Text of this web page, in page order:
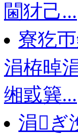
閫犲己...
寮犵
涓栫晫
缃戜簨...
涓ぎ